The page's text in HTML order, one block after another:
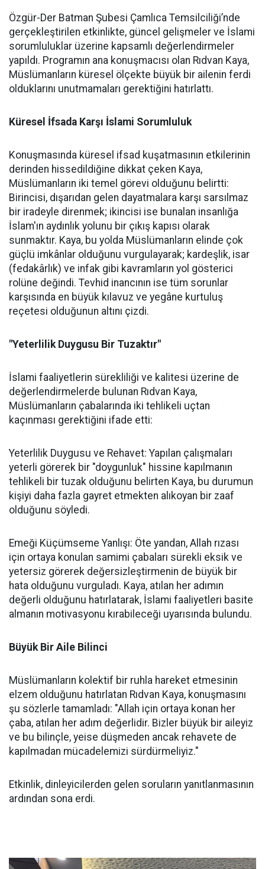
Özgür-Der Batman Şubesi Çamlıca Temsilciliği’nde
gerçekleştirilen etkinlikte, güncel gelişmeler ve İslami
sorumluluklar üzerine kapsamlı değerlendirmeler
yapıldı. Programın ana konuşmacısı olan Rıdvan Kaya,
Müslümanların küresel ölçekte büyük bir ailenin ferdi
olduklarını unutmamaları gerektiğini hatırlattı.
Küresel İfsada Karşı İslami Sorumluluk
Konuşmasında küresel ifsad kuşatmasının etkilerinin
derinden hissedildiğine dikkat çeken Kaya,
Müslümanların iki temel görevi olduğunu belirtti:
Birincisi, dışarıdan gelen dayatmalara karşı sarsılmaz
bir iradeyle direnmek; ikincisi ise bunalan insanlığa
İslam'ın aydınlık yolunu bir çıkış kapısı olarak
sunmaktır. Kaya, bu yolda Müslümanların elinde çok
güçlü imkânlar olduğunu vurgulayarak; kardeşlik, isar
(fedakârlık) ve infak gibi kavramların yol gösterici
rolüne değindi. Tevhid inancının ise tüm sorunlar
karşısında en büyük kılavuz ve yegâne kurtuluş
reçetesi olduğunun altını çizdi.
"Yeterlilik Duygusu Bir Tuzaktır"
İslami faaliyetlerin sürekliliği ve kalitesi üzerine de
değerlendirmelerde bulunan Rıdvan Kaya,
Müslümanların çabalarında iki tehlikeli uçtan
kaçınması gerektiğini ifade etti:
Yeterlilik Duygusu ve Rehavet: Yapılan çalışmaları
yeterli görerek bir "doygunluk" hissine kapılmanın
tehlikeli bir tuzak olduğunu belirten Kaya, bu durumun
kişiyi daha fazla gayret etmekten alıkoyan bir zaaf
olduğunu söyledi.
Emeği Küçümseme Yanlışı: Öte yandan, Allah rızası
için ortaya konulan samimi çabaları sürekli eksik ve
yetersiz görerek değersizleştirmenin de büyük bir
hata olduğunu vurguladı. Kaya, atılan her adımın
değerli olduğunu hatırlatarak, İslami faaliyetleri basite
almanın motivasyonu kırabileceği uyarısında bulundu.
Büyük Bir Aile Bilinci
Müslümanların kolektif bir ruhla hareket etmesinin
elzem olduğunu hatırlatan Rıdvan Kaya, konuşmasını
şu sözlerle tamamladı: "Allah için ortaya konan her
çaba, atılan her adım değerlidir. Bizler büyük bir aileyiz
ve bu bilinçle, yeise düşmeden ancak rehavete de
kapılmadan mücadelemizi sürdürmeliyiz."
Etkinlik, dinleyicilerden gelen soruların yanıtlanmasının
ardından sona erdi.